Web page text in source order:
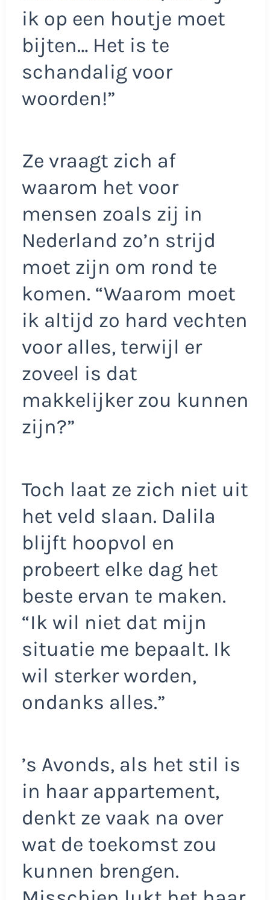
ik op een houtje moet
bijten… Het is te
schandalig voor
woorden!”
Ze vraagt zich af
waarom het voor
mensen zoals zij in
Nederland zo’n strijd
moet zijn om rond te
komen. “Waarom moet
ik altijd zo hard vechten
voor alles, terwijl er
zoveel is dat
makkelijker zou kunnen
zijn?”
Toch laat ze zich niet uit
het veld slaan. Dalila
blijft hoopvol en
probeert elke dag het
beste ervan te maken.
“Ik wil niet dat mijn
situatie me bepaalt. Ik
wil sterker worden,
ondanks alles.”
’s Avonds, als het stil is
in haar appartement,
denkt ze vaak na over
wat de toekomst zou
kunnen brengen.